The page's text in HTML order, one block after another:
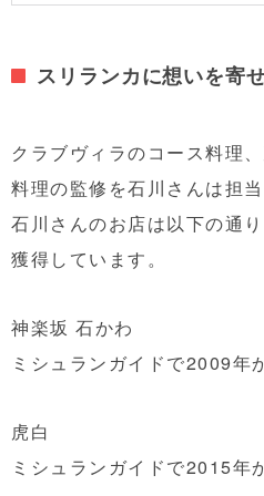
スリランカに想いを寄
クラブヴィラのコース料理
料理の監修を石川さんは担
石川さんのお店は以下の通
獲得しています。
神楽坂 石かわ
ミシュランガイドで2009年
虎白
ミシュランガイドで2015年